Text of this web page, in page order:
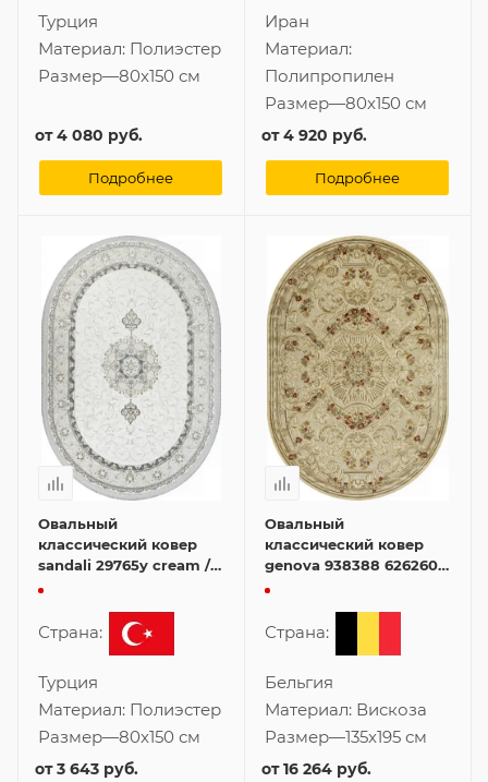
Турция
Материал: Полиэстер
Размер—80x150 см
от4 080 руб.
Подробнее
Иран
Материал:
Полипропилен
Размер—80x150 см
от4 920 руб.
Подробнее
Овальный
классический ковер
sandali 29765y cream /
cream 80x150 см
Страна:
Турция
Материал: Полиэстер
Размер—80x150 см
от3 643 руб.
Овальный
классический ковер
genova 938388 626260
135x195 см
Страна:
Бельгия
Материал: Вискоза
Размер—135x195 см
от16 264 руб.